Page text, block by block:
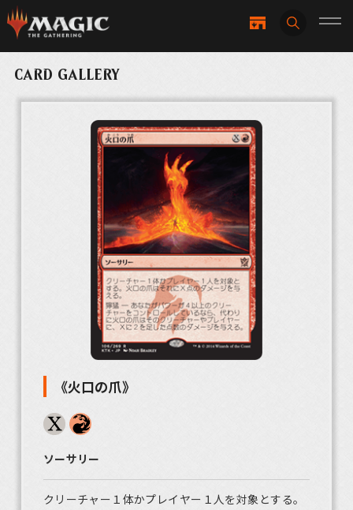
CARD GALLERY
《火口の爪》
ソーサリー
クリーチャー１体かプレイヤー１人を対象とする。